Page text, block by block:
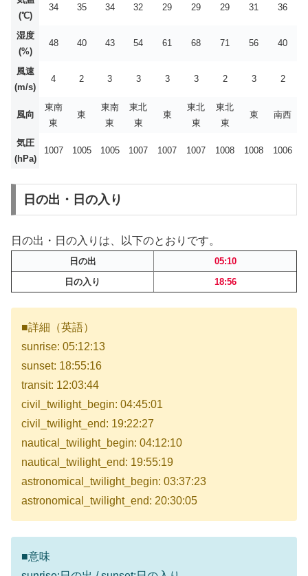
(℃)
34 35 34 32 29 29 29 31 36
湿度
(%)
48 40 43 54 61 68 71 56 40
風速
(m/s)
4 2 3 3 3 3 2 3 2
風向
東南
東
東
東南
東
東北
東
東
東北
東
東北
東
東 南西
気圧
(hPa)
1007 1005 1005 1007 1007 1007 1008 1008 1006
日の出・日の入り
日の出・日の入りは、以下のとおりです。
日の出
05:10
日の入り
18:56
■詳細（英語）
sunrise: 05:12:13
sunset: 18:55:16
transit: 12:03:44
civil_twilight_begin: 04:45:01
civil_twilight_end: 19:22:27
nautical_twilight_begin: 04:12:10
nautical_twilight_end: 19:55:19
astronomical_twilight_begin: 03:37:23
astronomical_twilight_end: 20:30:05
■意味